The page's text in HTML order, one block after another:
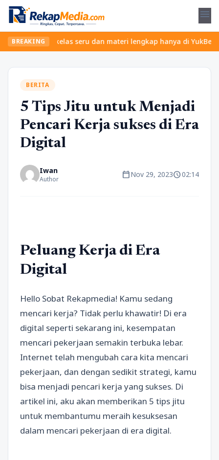
menu
BREAKINGkelas seru dan materi lengkap hanya di
BERITA
5 Tips Jitu untuk Menjadi
Pencari Kerja sukses di Era
Digital
Iwan
Author calendar_todayNov 29, 2023schedule02:14
Peluang Kerja di Era
Digital
Hello Sobat Rekapmedia! Kamu sedang
mencari kerja? Tidak perlu khawatir! Di era
digital seperti sekarang ini, kesempatan
mencari pekerjaan semakin terbuka lebar.
Internet telah mengubah cara kita mencari
pekerjaan, dan dengan sedikit strategi, kamu
bisa menjadi pencari kerja yang sukses. Di
artikel ini, aku akan memberikan 5 tips jitu
untuk membantumu meraih kesuksesan
dalam mencari pekerjaan di era digital.